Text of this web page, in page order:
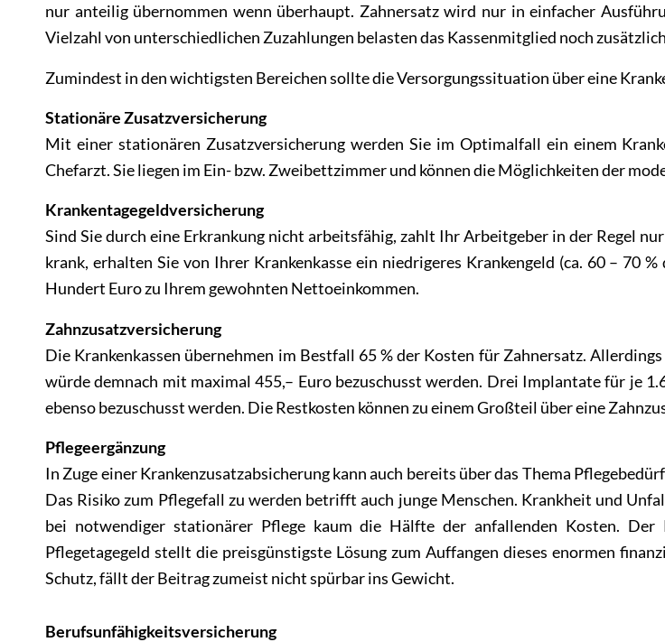
nur anteilig übernommen wenn überhaupt. Zahnersatz wird nur in einfacher
Vielzahl von unterschiedlichen Zuzahlungen belasten das Kassenmitglied noch
Zumindest in den wichtigsten Bereichen sollte die Versorgungssituation über eine
Stationäre Zusatzversicherung
Mit einer stationären Zusatzversicherung werden Sie im Optimalfall ein einem
Chefarzt. Sie liegen im Ein- bzw. Zweibettzimmer und können die Möglichkeiten der
Krankentagegeldversicherung
Sind Sie durch eine Erkrankung nicht arbeitsfähig, zahlt Ihr Arbeitgeber in der Regel
krank, erhalten Sie von Ihrer Krankenkasse ein niedrigeres Krankengeld (ca. 60 – 70
Hundert Euro zu Ihrem gewohnten Nettoeinkommen.
Zahnzusatzversicherung
Die Krankenkassen übernehmen im Bestfall 65 % der Kosten für Zahnersatz.
würde demnach mit maximal 455,– Euro bezuschusst werden. Drei Implantate für je
ebenso bezuschusst werden. Die Restkosten können zu einem Großteil über eine
Pflegeergänzung
In Zuge einer Krankenzusatzabsicherung kann auch bereits über das Thema
Das Risiko zum Pflegefall zu werden betrifft auch junge Menschen. Krankheit und
bei notwendiger stationärer Pflege kaum die Hälfte der anfallenden Kosten.
Pflegetagegeld stellt die preisgünstigste Lösung zum Auffangen dieses enormen
Schutz, fällt der Beitrag zumeist nicht spürbar ins Gewicht.
Berufsunfähigkeitsversicherung